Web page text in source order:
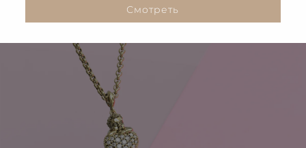
Смотреть